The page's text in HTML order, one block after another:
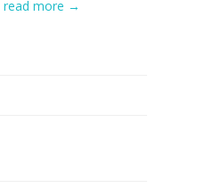
read more →